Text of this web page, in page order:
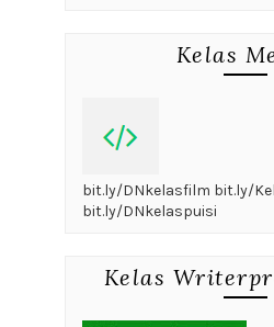
Kelas
bit.ly/DNkelasfilm bit.ly/
bit.ly/DNkelaspuisi
Kelas